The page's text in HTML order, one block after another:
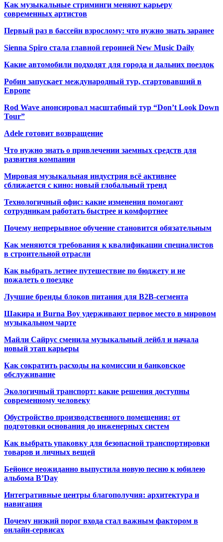
Как музыкальные стриминги меняют карьеру
современных артистов
Первый раз в бассейн взрослому: что нужно знать заранее
Sienna Spiro стала главной героиней New Music Daily
Какие автомобили подходят для города и дальних поездок
Робин запускает международный тур, стартовавший в
Европе
Rod Wave анонсировал масштабный тур “Don’t Look Down
Tour”
Adele готовит возвращение
Что нужно знать о привлечении заемных средств для
развития компании
Мировая музыкальная индустрия всё активнее
сближается с кино: новый глобальный тренд
Технологичный офис: какие изменения помогают
сотрудникам работать быстрее и комфортнее
Почему непрерывное обучение становится обязательным
Как меняются требования к квалификации специалистов
в строительной отрасли
Как выбрать летнее путешествие по бюджету и не
пожалеть о поездке
Лучшие бренды блоков питания для B2B-сегмента
Шакира и Burna Boy удерживают первое место в мировом
музыкальном чарте
Майли Сайрус сменила музыкальный лейбл и начала
новый этап карьеры
Как сократить расходы на комиссии и банковское
обслуживание
Экологичный транспорт: какие решения доступны
современному человеку
Обустройство производственного помещения: от
подготовки основания до инженерных систем
Как выбрать упаковку для безопасной транспортировки
товаров и личных вещей
Бейонсе неожиданно выпустила новую песню к юбилею
альбома B’Day
Интегративные центры благополучия: архитектура и
навигация
Почему низкий порог входа стал важным фактором в
онлайн-сервисах